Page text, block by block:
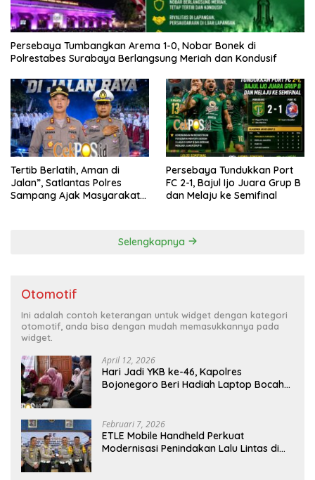
Persebaya Tumbangkan Arema 1-0, Nobar Bonek di
Polrestabes Surabaya Berlangsung Meriah dan Kondusif
Tertib Berlatih, Aman di
Jalan”, Satlantas Polres
Sampang Ajak Masyarakat
Persebaya Tundukkan Port
FC 2-1, Bajul Ijo Juara Grup B
dan Melaju ke Semifinal
Selengkapnya
Otomotif
Ini adalah contoh keterangan untuk widget dengan kategori
otomotif, anda bisa dengan mudah memasukkannya pada
widget.
April 12, 2026
Hari Jadi YKB ke-46, Kapolres
Bojonegoro Beri Hadiah Laptop Bocah
Februari 7, 2026
ETLE Mobile Handheld Perkuat
Modernisasi Penindakan Lalu Lintas di